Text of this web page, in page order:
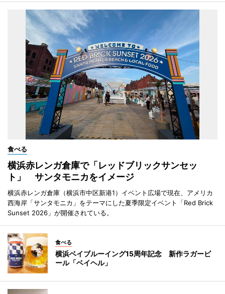
食べる
横浜赤レンガ倉庫で「レッドブリックサンセッ
ト」 サンタモニカをイメージ
横浜赤レンガ倉庫（横浜市中区新港1）イベント広場で現在、アメリカ
西海岸「サンタモニカ」をテーマにした夏季限定イベント「Red Brick
Sunset 2026」が開催されている。
食べる
横浜ベイブルーイング15周年記念 新作ラガービ
ール「ベイヘル」